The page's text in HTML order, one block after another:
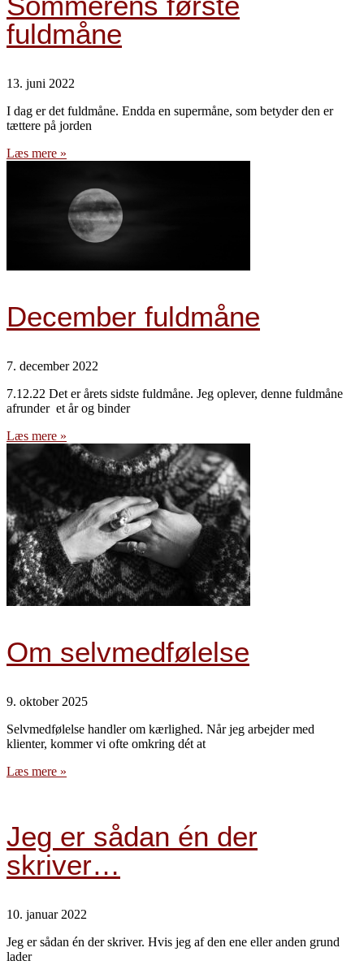
fuldmåne
13. juni 2022
I dag er det fuldmåne. Endda en supermåne, som betyder den er
tættere på jorden
Læs mere »
December fuldmåne
7. december 2022
7.12.22 Det er årets sidste fuldmåne. Jeg oplever, denne fuldmåne
afrunder et år og binder
Læs mere »
Om selvmedfølelse
9. oktober 2025
Selvmedfølelse handler om kærlighed. Når jeg arbejder med
klienter, kommer vi ofte omkring dét at
Læs mere »
Jeg er sådan én der
skriver…
10. januar 2022
Jeg er sådan én der skriver. Hvis jeg af den ene eller anden grund
lader